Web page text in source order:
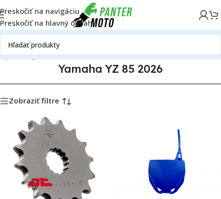
Preskočiť na navigáciu
Preskočiť na hlavný obsah
Katalóg motoriekYamahaYamaha YZ 85Yamaha YZ 85 2026
Yamaha YZ 85 2026
Zobraziť filtre